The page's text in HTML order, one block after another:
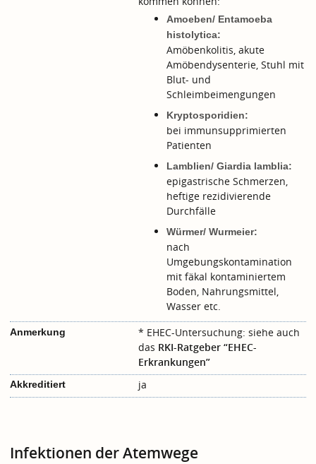
Amoeben/ Entamoeba
histolytica:
Amöbenkolitis, akute
Amöbendysenterie, Stuhl mit
Blut- und
Schleimbeimengungen
Kryptosporidien:
bei immunsupprimierten
Patienten
Lamblien/ Giardia lamblia:
epigastrische Schmerzen,
heftige rezidivierende
Durchfälle
Würmer/ Wurmeier:
nach
Umgebungskontamination
mit fäkal kontaminiertem
Boden, Nahrungsmittel,
Wasser etc.
Anmerkung
* EHEC-Untersuchung: siehe auch
das RKI-Ratgeber “EHEC-
Erkrankungen”
Akkreditiert ja
Infektionen der Atemwege